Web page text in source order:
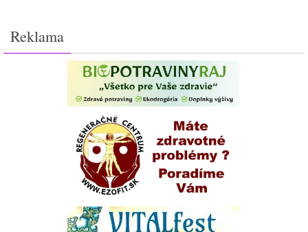
Reklama